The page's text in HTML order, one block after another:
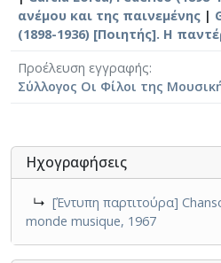
ανέμου και της παινεμένης |
(1898-1936) [Ποιητής]. Η
Προέλευση εγγραφής
Σύλλογος Οι Φίλοι της
Ηχογραφήσεις
↳ [Έντυπη παρτιτούρα]
monde musique, 1967